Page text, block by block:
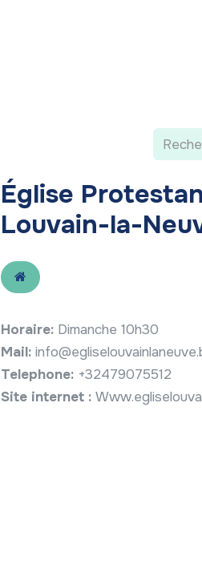
Église
Louvain-la-
Horaire: Dimanche 10h30
Mail:
Telephone: +32479075512
Site internet :